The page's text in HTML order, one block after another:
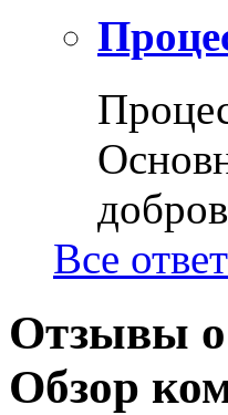
Все
Отзывы о
Обзор